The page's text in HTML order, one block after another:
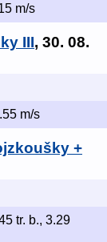
m/s
III, 30. 08.
m/s
+
tr. b., 3.29